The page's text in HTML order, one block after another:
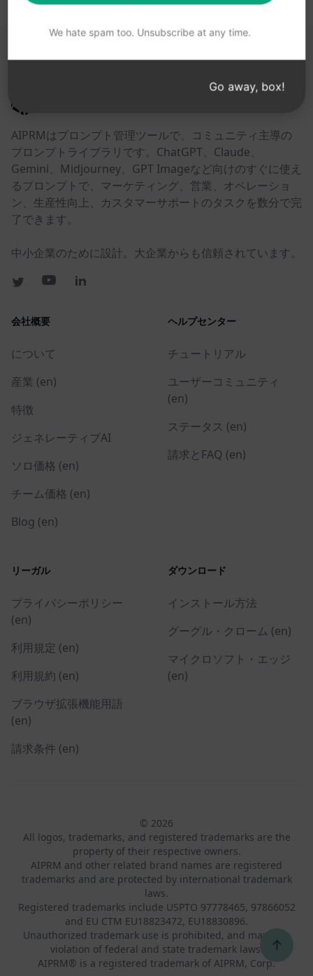
AIPRMはプロンプト管理ツールで、コミュニティ主導の
プロンプトライブラリです。ChatGPT、Claude、
Gemini、Midjourney、GPT Imageなど向けのすぐに使え
るプロンプトで、マーケティング、営業、オペレーショ
ン、生産性向上、カスタマーサポートのタスクを数分で完
了できます。
中小企業のために設計。大企業からも信頼されています。
会社概要
について
産業 (en)
特徴
ジェネレーティブAI
ソロ価格 (en)
チーム価格 (en)
Blog (en)
ヘルプセンター
チュートリアル
ユーザーコミュニティ
(en)
ステータス (en)
請求とFAQ (en)
リーガル
プライバシーポリシー
(en)
利用規定 (en)
利用規約 (en)
ブラウザ拡張機能用語
(en)
請求条件 (en)
ダウンロード
インストール方法
グーグル・クローム (en)
マイクロソフト・エッジ
(en)
© 2026
All logos, trademarks, and registered trademarks are the
property of their respective owners.
AIPRM and other related brand names are registered
trademarks and are protected by international trademark
laws.
Registered trademarks include USPTO 97778465, 97866052
and EU CTM EU18823472, EU18830896.
Unauthorized trademark use is prohibited, and may be a
violation of federal and state trademark laws.
AIPRM® is a registered trademark of AIPRM, Corp.
↑
We hate spam too. Unsubscribe at any time.
Go away, box!